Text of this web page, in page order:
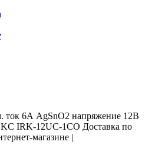
ток 6А AgSnO2 напряжение 12В
IRK-12UC-1CO Доставка по
магазине |